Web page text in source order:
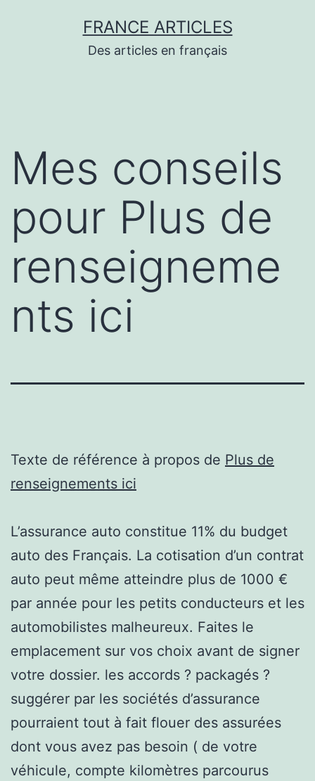
FRANCE ARTICLES
Des articles en français
Mes conseils
pour Plus de
renseigneme
nts ici
Texte de référence à propos de Plus de
renseignements ici
L’assurance auto constitue 11% du budget
auto des Français. La cotisation d’un contrat
auto peut même atteindre plus de 1000 €
par année pour les petits conducteurs et les
automobilistes malheureux. Faites le
emplacement sur vos choix avant de signer
votre dossier. les accords ? packagés ?
suggérer par les sociétés d’assurance
pourraient tout à fait flouer des assurées
dont vous avez pas besoin ( de votre
véhicule, compte kilomètres parcourus